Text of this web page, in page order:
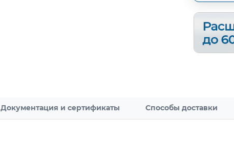
Документация и сертификаты Способы доставки